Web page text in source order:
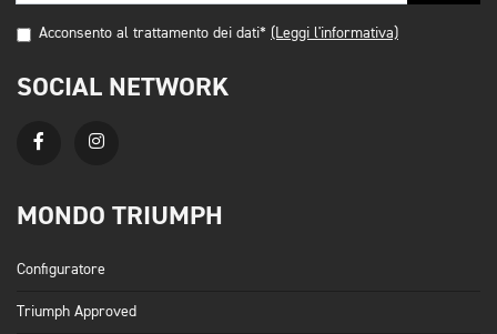
Acconsento al trattamento dei dati* (Leggi l'informativa)
SOCIAL NETWORK
MONDO TRIUMPH
Configuratore
Triumph Approved